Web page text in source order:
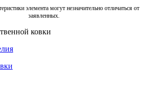
элемента могут незначительно отличаться от
заявленных.
ковки